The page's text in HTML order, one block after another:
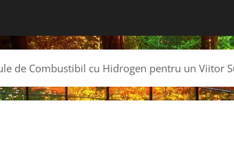
de Combustibil cu Hidrogen pentru un Viitor